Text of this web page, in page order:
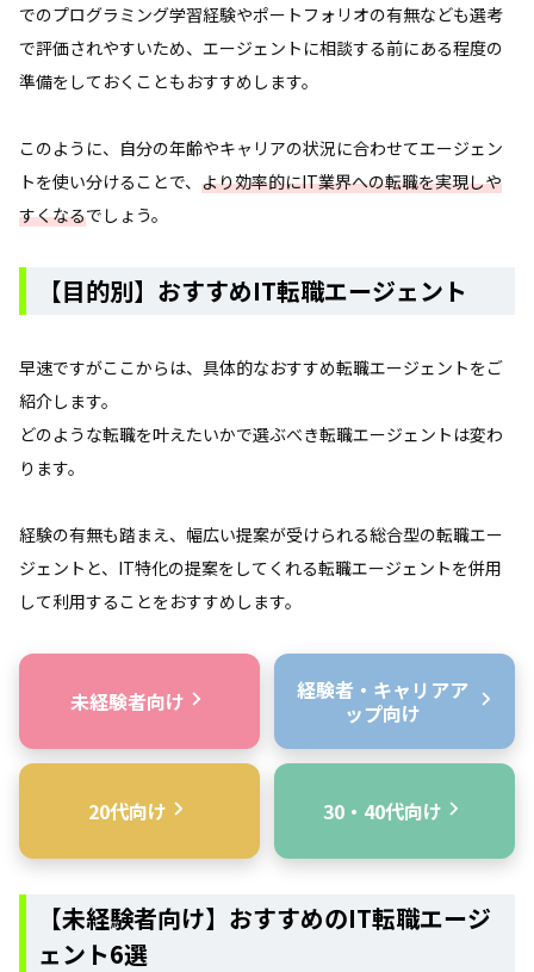
でのプログラミング学習経験やポートフォリオの有無なども選考
で評価されやすいため、エージェントに相談する前にある程度の
準備をしておくこともおすすめします。
このように、自分の年齢やキャリアの状況に合わせてエージェン
トを使い分けることで、 より効率的にIT業界への転職を実現しや
すくなるでしょう。
【目的別】おすすめIT転職エージェント
早速ですがここからは、具体的なおすすめ転職エージェントをご
紹介します。
どのような転職を叶えたいかで選ぶべき転職エージェントは変わ
ります。
経験の有無も踏まえ、幅広い提案が受けられる総合型の転職エー
ジェントと、IT特化の提案をしてくれる転職エージェントを併用
して利用することをおすすめします。
未経験者向け
経験者・キャリアア
ップ向け
20代向け 30・40代向け
【未経験者向け】おすすめのIT転職エージ
ェント6選